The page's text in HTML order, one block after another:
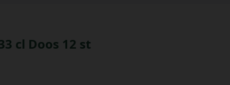
cl Doos 12 st